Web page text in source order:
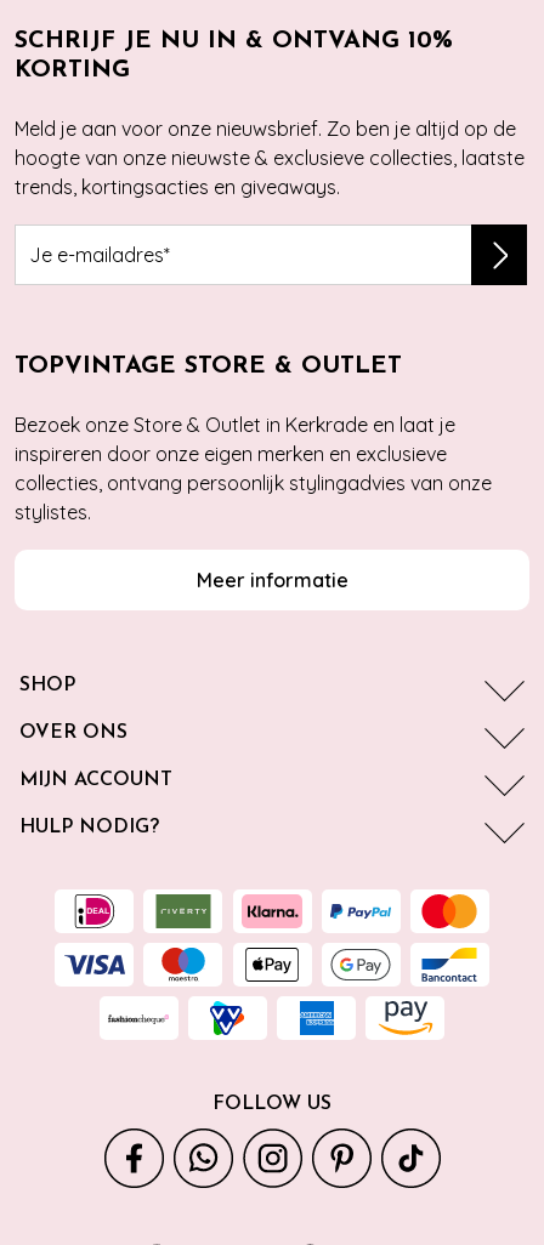
SCHRIJF JE NU IN & ONTVANG 10%
KORTING
Meld je aan voor onze nieuwsbrief. Zo ben je altijd op de
hoogte van onze nieuwste & exclusieve collecties, laatste
trends, kortingsacties en giveaways.
TOPVINTAGE STORE & OUTLET
Bezoek onze Store & Outlet in Kerkrade en laat je
inspireren door onze eigen merken en exclusieve
collecties, ontvang persoonlijk stylingadvies van onze
stylistes.
Meer informatie
SHOP
OVER ONS
MIJN ACCOUNT
HULP NODIG?
FOLLOW US